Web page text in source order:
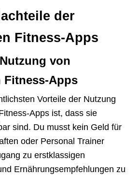
der
Fitness-Apps
von
Fitness-Apps
Vorteile der Nutzung
Apps ist, dass sie
sind. Du musst kein Geld für
oder Personal Trainer
zu erstklassigen
Ernährungsempfehlungen zu